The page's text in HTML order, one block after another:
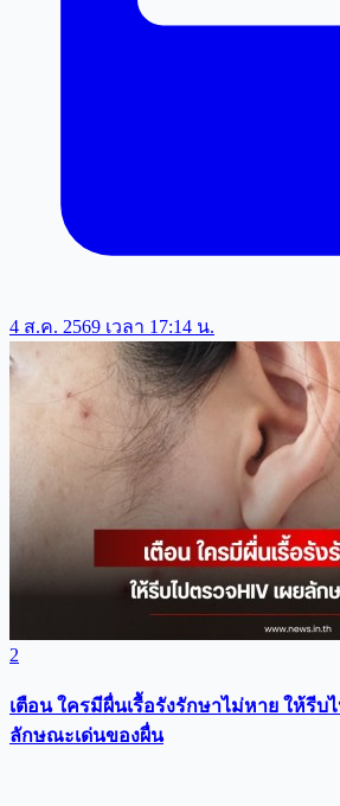
4 ส.ค. 2569 เวลา 17:14 น.
2
เตือน ใครมีผื่นเรื้อรังรักษาไม่หาย ให้รีบ
ลักษณะเด่นของผื่น